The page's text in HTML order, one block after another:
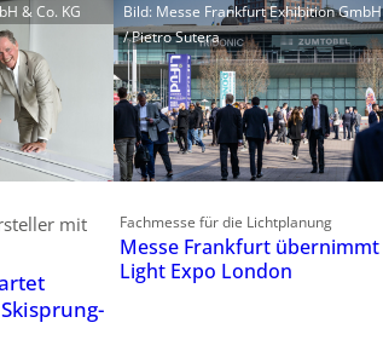
& Co. KG
mit
Bild: Messe Frankfurt Exhibition GmbH
/ Pietro Sutera
Fachmesse für die Lichtplanung
Messe Frankfurt übernimmt
Light Expo London